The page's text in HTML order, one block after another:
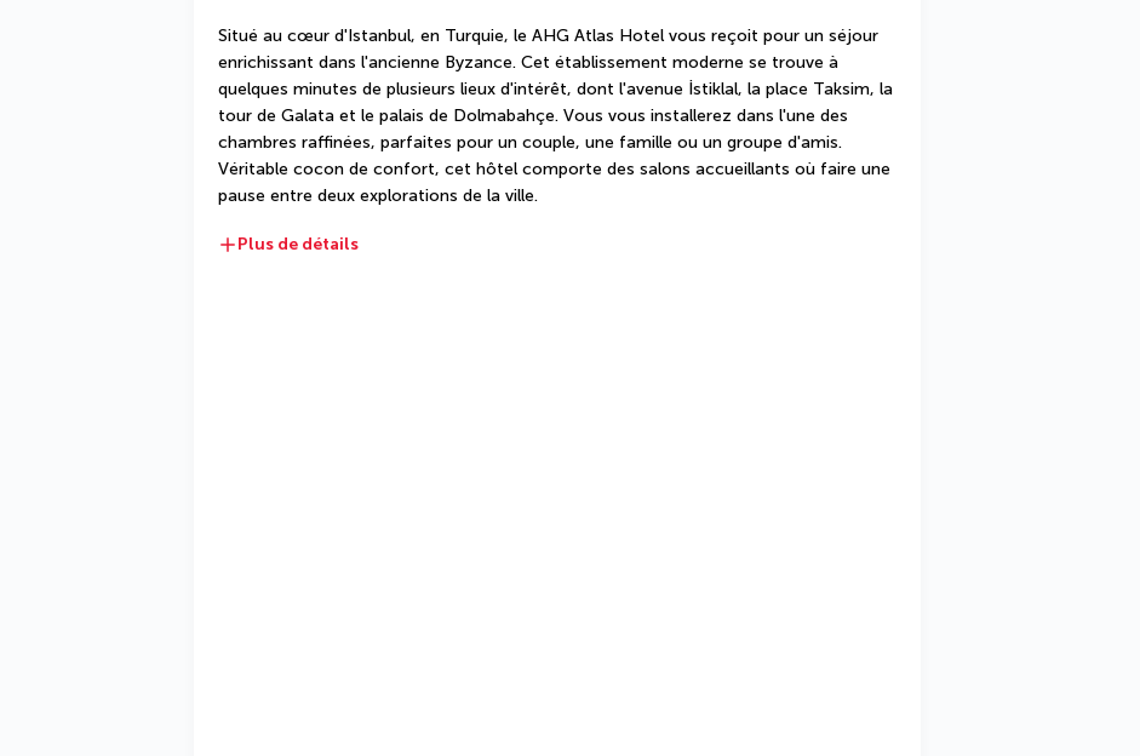
Situé au cœur d'Istanbul, en Turquie, le AHG Atlas Hotel vous reçoit pour un séjour
enrichissant dans l'ancienne Byzance. Cet établissement moderne se trouve à
quelques minutes de plusieurs lieux d'intérêt, dont l'avenue İstiklal, la place Taksim, la
tour de Galata et le palais de Dolmabahçe. Vous vous installerez dans l'une des
chambres raffinées, parfaites pour un couple, une famille ou un groupe d'amis.
Véritable cocon de confort, cet hôtel comporte des salons accueillants où faire une
pause entre deux explorations de la ville.
Plus de détails